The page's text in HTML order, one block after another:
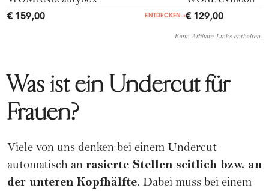
€ 159,00 ENTDECKEN →€ 129,00
Kann Affiliate-Links enthalten.
Was ist ein Undercut für
Frauen?
Viele von uns denken bei einem Undercut
automatisch an rasierte Stellen seitlich bzw. an
der unteren Kopfhälfte. Dabei muss bei einem